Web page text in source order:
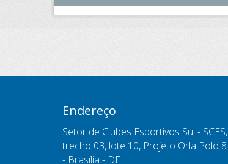
Endereço
Setor de Clubes Esportivos Sul - SCES,
trecho 03, lote 10, Projeto Orla Polo 8
- Brasília - DF